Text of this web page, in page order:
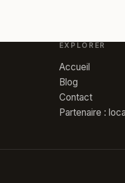
EXPLORER
Accueil
Blog
Contact
Partenaire :